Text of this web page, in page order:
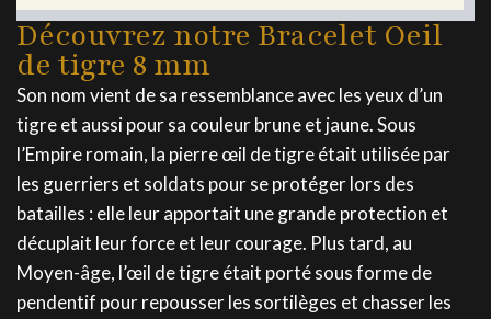
Découvrez notre Bracelet Oeil
de tigre 8 mm
Son nom vient de sa ressemblance avec les yeux d’un
tigre et aussi pour sa couleur brune et jaune. Sous
l’Empire romain, la pierre œil de tigre était utilisée par
les guerriers et soldats pour se protéger lors des
batailles : elle leur apportait une grande protection et
décuplait leur force et leur courage. Plus tard, au
Moyen-âge, l’œil de tigre était porté sous forme de
pendentif pour repousser les sortilèges et chasser les